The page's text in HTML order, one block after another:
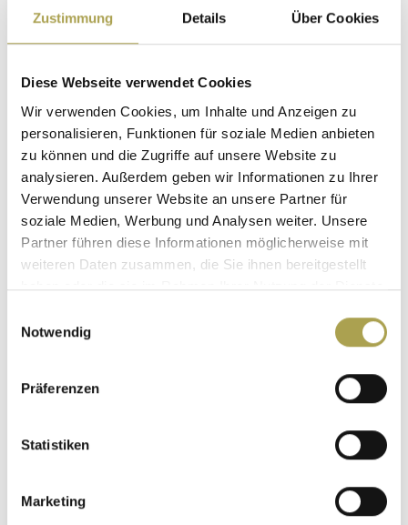
Zustimmung Details Über Cookies
Diese Webseite verwendet Cookies
Wir verwenden Cookies, um Inhalte und Anzeigen zu
personalisieren, Funktionen für soziale Medien anbieten
zu können und die Zugriffe auf unsere Website zu
analysieren. Außerdem geben wir Informationen zu Ihrer
Verwendung unserer Website an unsere Partner für
soziale Medien, Werbung und Analysen weiter. Unsere
Partner führen diese Informationen möglicherweise mit
weiteren Daten zusammen, die Sie ihnen bereitgestellt
haben oder die sie im Rahmen Ihrer Nutzung der Dienste
Notwendig
Präferenzen
Statistiken
Marketing
und ein Belastungsschmerz auf. Bei weiterem Fortschreiten
Dies äußert sich bei nahezu allen alltäglichen
Schraubverschlusses, beim festen Halten eines
Gegenstandes bzw. beim Greifen kleiner Gegenstände.
Schmerzbedingt läßt die Kraft des Daumens bzw. der
gesamten betroffenen Hand nach. In späteren Stadien der
Rhizarthrose kann es auch zu einer Fehlstellung des